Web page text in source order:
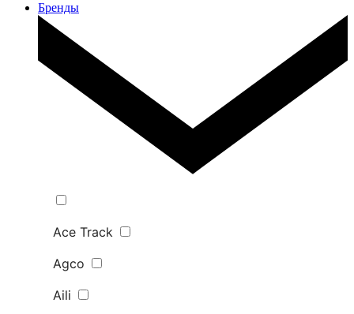
Бренды
Ace Track
Agco
Aili